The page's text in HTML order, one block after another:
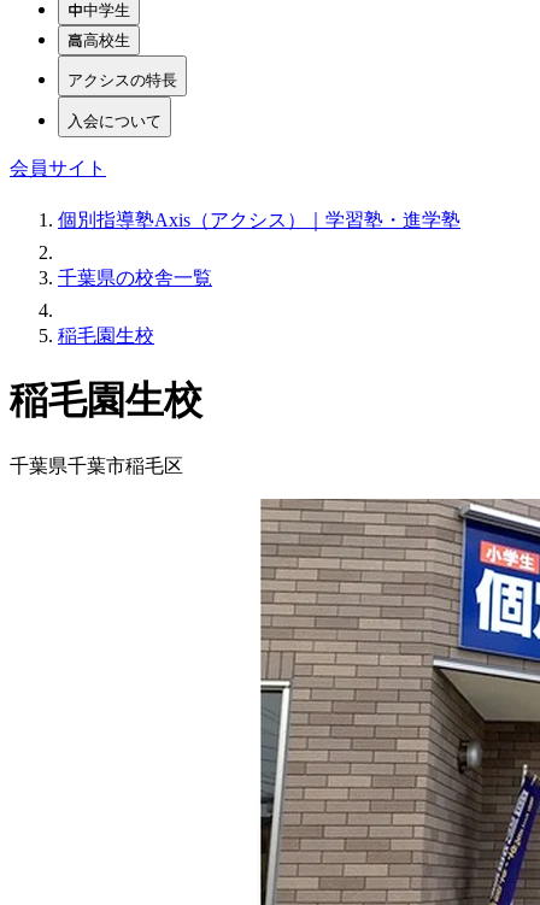
中学生
高校生
アクシスの特長
入会について
会員サイト
個別指導塾Axis（アクシス）｜学習塾・進学塾
千葉県の校舎一覧
稲毛園生校
稲毛園生校
千葉県千葉市稲毛区